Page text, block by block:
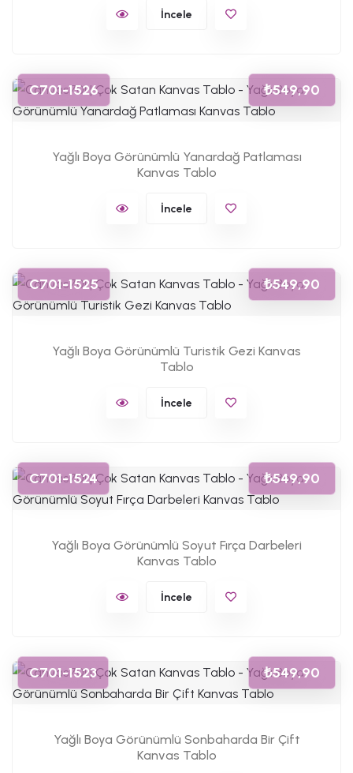
İncele
C701-1526 ₺549,90
Yağlı Boya Görünümlü Yanardağ Patlaması
Kanvas Tablo
İncele
C701-1525 ₺549,90
Yağlı Boya Görünümlü Turistik Gezi Kanvas
Tablo
İncele
C701-1524 ₺549,90
Yağlı Boya Görünümlü Soyut Fırça Darbeleri
Kanvas Tablo
İncele
C701-1523 ₺549,90
Yağlı Boya Görünümlü Sonbaharda Bir Çift
Kanvas Tablo